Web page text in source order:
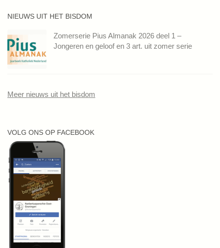
NIEUWS UIT HET BISDOM
Zomerserie Pius Almanak 2026 deel 1 –
Jongeren en geloof en 3 art. uit zomer serie
Meer nieuws uit het bisdom
VOLG ONS OP FACEBOOK